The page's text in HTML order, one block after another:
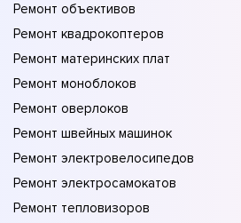
Ремонт объективов
Ремонт квадрокоптеров
Ремонт материнских плат
Ремонт моноблоков
Ремонт оверлоков
Ремонт швейных машинок
Ремонт электровелосипедов
Ремонт электросамокатов
Ремонт тепловизоров